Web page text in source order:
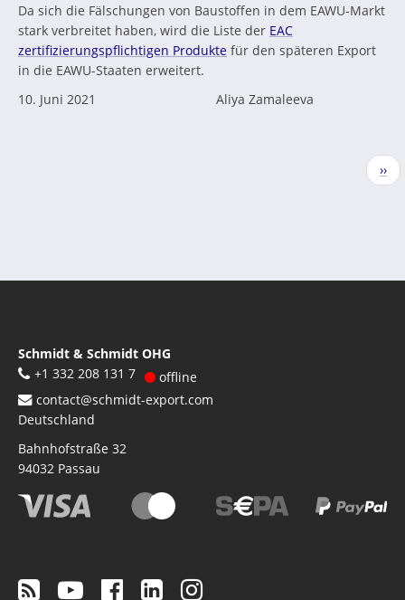
Da sich die Fälschungen von Baustoffen in dem EAWU-Markt
stark verbreitet haben, wird die Liste der EAC
zertifizierungspflichtigen Produkte für den späteren Export
in die EAWU-Staaten erweitert.
10. Juni 2021
Aliya Zamaleeva
››
Schmidt & Schmidt OHG
+1 332 208 131 7
offline
contact@schmidt-export.com
Deutschland
Bahnhofstraße 32
94032 Passau